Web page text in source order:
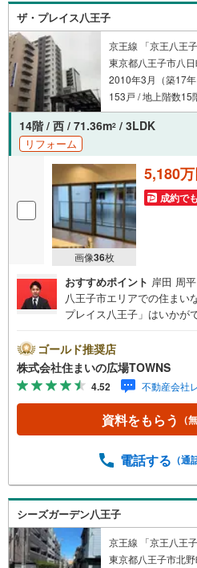
ザ・プレイス八王子
京王線 「京王八王
東京都八王子市八
2010年3月（築17年
153戸 / 地上階数15
14階 / 西 / 71.36m2 / 3LDK
リフォーム
画像36枚
5,180
成約で
おすすめポイント 岸田 周平
八王子市エリアでの住まい
プレイス八王子」はいかが
配達時間に家で直接対応す
時間を気にする必要はあり
で、家族向けです。防犯カ
対策を気にされる方でも安
やすい物件です。3LDKの
ゴールド推奨店
株式会社住まいの広場TOWNS
4.52 不動産会社
資料をもらう （
電話する （通
シーズガーデン八王子
京王線 「京王八王
東京都八王子市北